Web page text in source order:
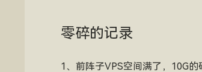
零碎的记录
1、前阵子VPS空间满了，10G